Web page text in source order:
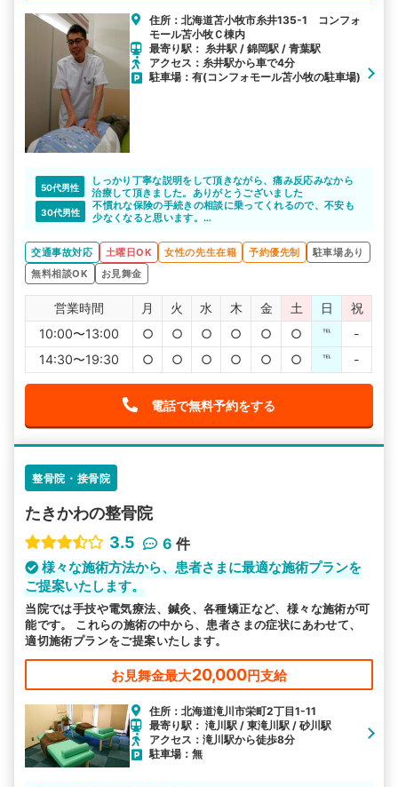
住所：北海道苫小牧市糸井135-1 コンフォ
モール苫小牧Ｃ棟内
最寄り駅： 糸井駅 / 錦岡駅 / 青葉駅
アクセス：糸井駅から車で4分
駐車場：有(コンフォモール苫小牧の駐車場)
50代男性
しっかり丁寧な説明をして頂きながら、痛み反応みなから
治療して頂きました。ありがとうございました
30代男性
不慣れな保険の手続きの相談に乗ってくれるので、不安も
少なくなると思います。
きますよね。
交通事故対応 土曜日OK 女性の先生在籍 予約優先制
駐車場あり
無料相談OK
お見舞金
営業時間 月 火 水 木 金 土 日
祝
10:00〜13:00
○ ○ ○ ○ ○ ○ ℡
-
14:30〜19:30
○ ○ ○ ○ ○ ○ ℡ -
電話で無料予約をする
整骨院・接骨院
たきかわの整骨院
3.5
6 件
様々な施術方法から、患者さまに最適な施術プランを
ご提案いたします。
当院では手技や電気療法、鍼灸、各種矯正など、様々な施術が可
能です。 これらの施術の中から、患者さまの症状にあわせて、
適切施術プランをご提案いたします。
お見舞金最大20,000円支給
住所：北海道滝川市栄町2丁目1-11
最寄り駅： 滝川駅 / 東滝川駅 / 砂川駅
アクセス：滝川駅から徒歩8分
駐車場：無